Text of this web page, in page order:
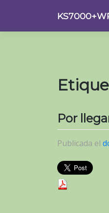
contenido
Por
Publicada el